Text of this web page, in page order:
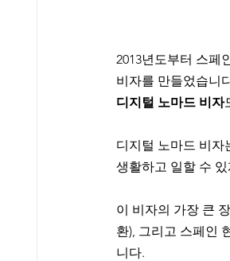
2013년도부터 스페
비자를 만들었습니
디지털 노마드 비자
디지털 노마드 비자
생활하고 일할 수
이 비자의 가장 큰
환), 그리고 스페인
니다.